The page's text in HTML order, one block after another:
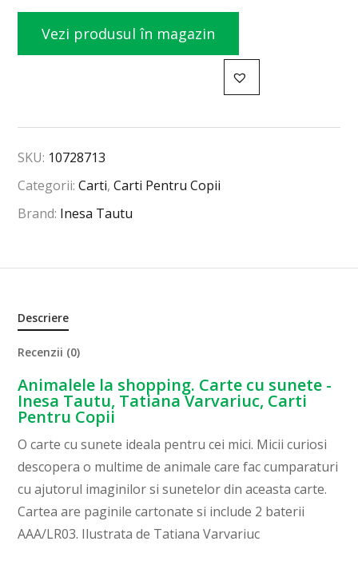
Vezi produsul în magazin
SKU: 10728713
Categorii:Carti,Carti Pentru Copii
Brand: Inesa Tautu
Descriere
Recenzii (0)
Animalele la shopping. Carte cu sunete -
Inesa Tautu, Tatiana Varvariuc, Carti
Pentru Copii
O carte cu sunete ideala pentru cei mici. Micii curiosi
descopera o multime de animale care fac cumparaturi
cu ajutorul imaginilor si sunetelor din aceasta carte.
Cartea are paginile cartonate si include 2 baterii
AAA/LR03. Ilustrata de Tatiana Varvariuc